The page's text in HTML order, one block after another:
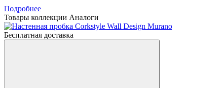
Подробнее
Товары коллекции Аналоги
Бесплатная доставка